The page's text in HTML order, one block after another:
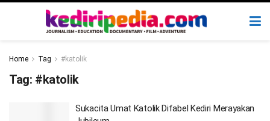
Home Tag #katolik
Tag: #katolik
Sukacita Umat Katolik Difabel Kediri Merayakan